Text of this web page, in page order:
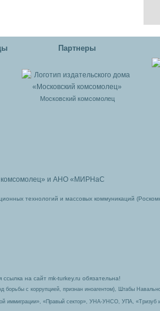
Партнеры
Московский комсомолец
и АНО «МИРНаС
технологий и массовых коммуникаций
на сайт mk-turkey.ru обязательна!
с коррупцией, признан иноагентом), Штабы
иммиграции», «Правый сектор», УНА-УНСО, УПА,